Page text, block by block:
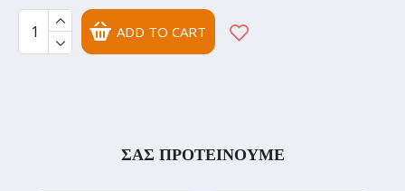
ADD TO CART
ΣΑΣ ΠΡΟΤΕΙΝΟΥΜΕ